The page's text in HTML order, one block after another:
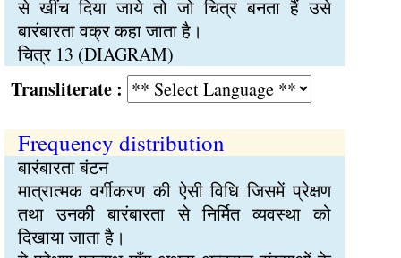
से खींच दिया जाये तो जो चित्र बनता हैं उसे
बारंबारता वक्र कहा जाता है।
चित्र 13 (DIAGRAM)
:
Frequency distribution
बारंबारता बंटन
मात्रात्मक वर्गीकरण की ऐसी विधि जिसमें प्रेक्षण
तथा उनकी बारंबारता से निर्मित व्यवस्था को
दिखाया जाता है।